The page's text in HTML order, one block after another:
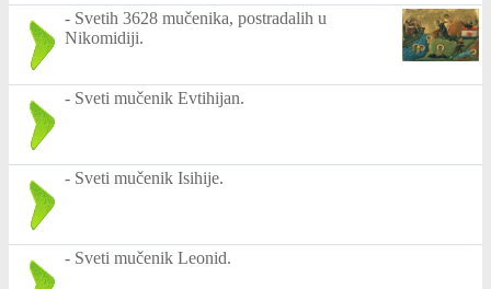
- Svetih 3628 mučenika, postradalih u
Nikomidiji.
- Sveti mučenik Evtihijan.
- Sveti mučenik Isihije.
- Sveti mučenik Leonid.